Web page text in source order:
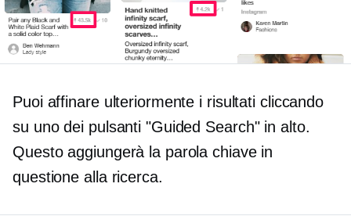
Puoi affinare ulteriormente i risultati cliccando
su uno dei pulsanti "Guided Search" in alto.
Questo aggiungerà la parola chiave in
questione alla ricerca.